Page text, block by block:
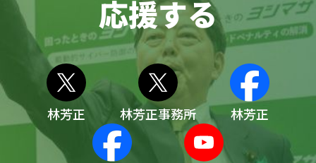
応援する
林芳正 林芳正事務所 林芳正